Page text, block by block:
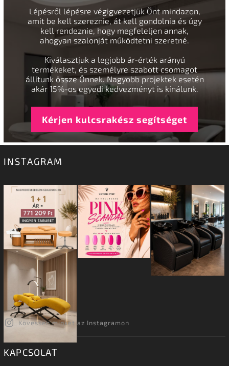
Lépésről lépésre végigvezetjük Önt mindazon,
amit be kell szereznie, át kell gondolnia és úgy
kell rendeznie, hogy megfeleljen annak,
ahogyan szalonját működtetni szeretné.
Kiválasztjuk a legjobb ár-érték arányú
termékeket, és személyre szabott csomagot
állítunk össze Önnek. Nagyobb projektek esetén
akár 15%-os egyedi kedvezményt is kínálunk.
Kérjen kulcsrakész segítséget
INSTAGRAM
Kövessen minket az Instagramon
KAPCSOLAT